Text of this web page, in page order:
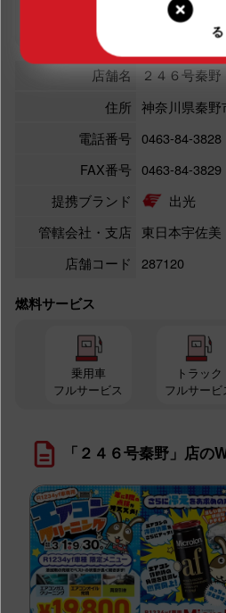
店舗名
２４６号秦野
住所 神奈川県秦野
電話番号 0463-84-3828
FAX番号 0463-84-3829
提携ブランド
出光
管轄会社・支店
東日本宇佐
店舗コード
287120
営業中
燃料サービス
乗用車
フルサービス
トラック
フルサービ
「２４６号秦野」店の